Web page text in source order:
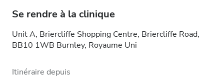
Se rendre à la clinique
Unit A, Briercliffe Shopping Centre, Briercliffe Road,
BB10 1WB Burnley, Royaume Uni
Itinéraire depuis